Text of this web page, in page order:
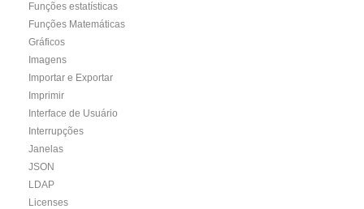
Funções estatísticas
Funções Matemáticas
Gráficos
Imagens
Importar e Exportar
Imprimir
Interface de Usuário
Interrupções
Janelas
JSON
LDAP
Licenses